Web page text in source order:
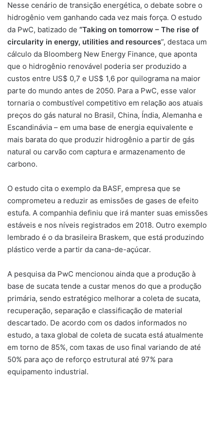
Nesse cenário de transição energética, o debate sobre o
hidrogênio vem ganhando cada vez mais força. O estudo
da PwC, batizado de “Taking on tomorrow – The rise of
circularity in energy, utilities and resources”, destaca um
cálculo da Bloomberg New Energy Finance, que aponta
que o hidrogênio renovável poderia ser produzido a
custos entre US$ 0,7 e US$ 1,6 por quilograma na maior
parte do mundo antes de 2050. Para a PwC, esse valor
tornaria o combustível competitivo em relação aos atuais
preços do gás natural no Brasil, China, Índia, Alemanha e
Escandinávia – em uma base de energia equivalente e
mais barata do que produzir hidrogênio a partir de gás
natural ou carvão com captura e armazenamento de
carbono.
O estudo cita o exemplo da BASF, empresa que se
comprometeu a reduzir as emissões de gases de efeito
estufa. A companhia definiu que irá manter suas emissões
estáveis e nos níveis registrados em 2018. Outro exemplo
lembrado é o da brasileira Braskem, que está produzindo
plástico verde a partir da cana-de-açúcar.
A pesquisa da PwC mencionou ainda que a produção à
base de sucata tende a custar menos do que a produção
primária, sendo estratégico melhorar a coleta de sucata,
recuperação, separação e classificação de material
descartado. De acordo com os dados informados no
estudo, a taxa global de coleta de sucata está atualmente
em torno de 85%, com taxas de uso final variando de até
50% para aço de reforço estrutural até 97% para
equipamento industrial.